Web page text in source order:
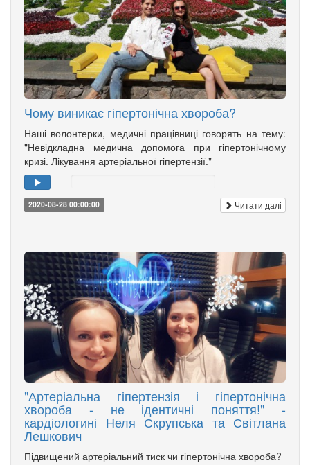
Чому виникає гіпертонічна хвороба?
Наші волонтерки, медичні працівниці говорять на тему:
"Невідкладна медична допомога при гіпертонічному
кризі. Лікування артеріальної гіпертензії."
2020-08-28 00:00:00 Читати далі
"Артеріальна гіпертензія і гіпертонічна
хвороба - не ідентичні поняття!" -
кардіологині Неля Скрупська та Світлана
Лешкович
Підвищений артеріальний тиск чи гіпертонічна хвороба?